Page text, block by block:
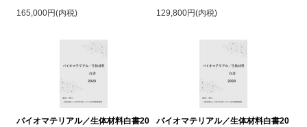
165,000円(内税)
129,800円(内税)
バイオマテリアル／生体材料白書20
バイオマテリアル／生体材料白書20